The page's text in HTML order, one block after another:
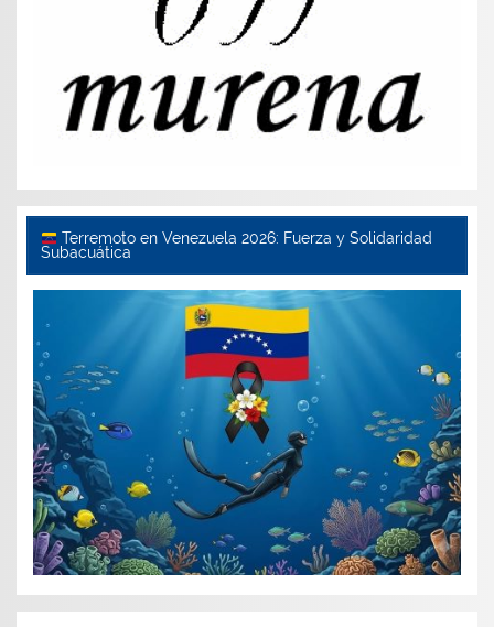
Terremoto en Venezuela 2026: Fuerza y Solidaridad
Subacuática